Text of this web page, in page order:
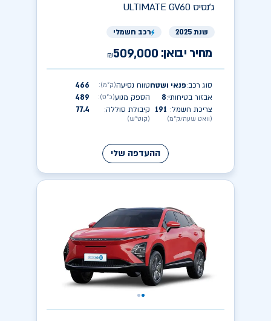
ג'נסיסULTIMATE GV60
שנת 2025 רכב חשמלי
מחיר יבואן: ₪509,000
סוג רכב:פנאי ושטח
אבזור בטיחותי:
8
צריכת חשמל:
(וואט שעה/ק״מ)
191
טווח נסיעה(ק״מ):
466
הספק מנוע(כ״ס):
489
קיבולת סוללה:
(קוט״ש)
77.4
ההעדפה שלי